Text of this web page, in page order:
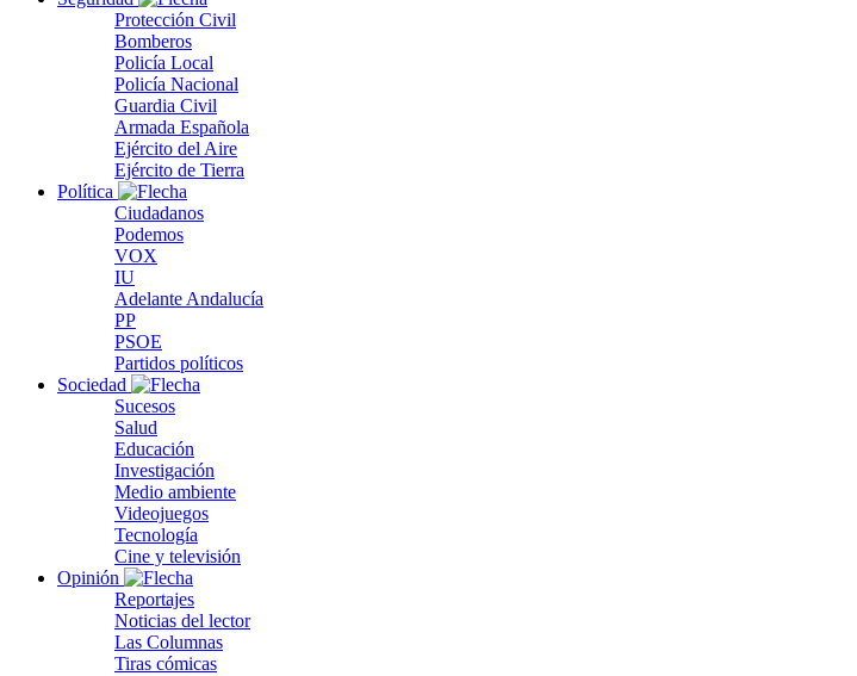
Protección Civil
Bomberos
Policía Local
Policía Nacional
Guardia Civil
Armada Española
Ejército del Aire
Ejército de Tierra
Política
Ciudadanos
Podemos
VOX
IU
Adelante Andalucía
PP
PSOE
Partidos políticos
Sociedad
Sucesos
Salud
Educación
Investigación
Medio ambiente
Videojuegos
Tecnología
Cine y televisión
Opinión
Reportajes
Noticias del lector
Las Columnas
Tiras cómicas